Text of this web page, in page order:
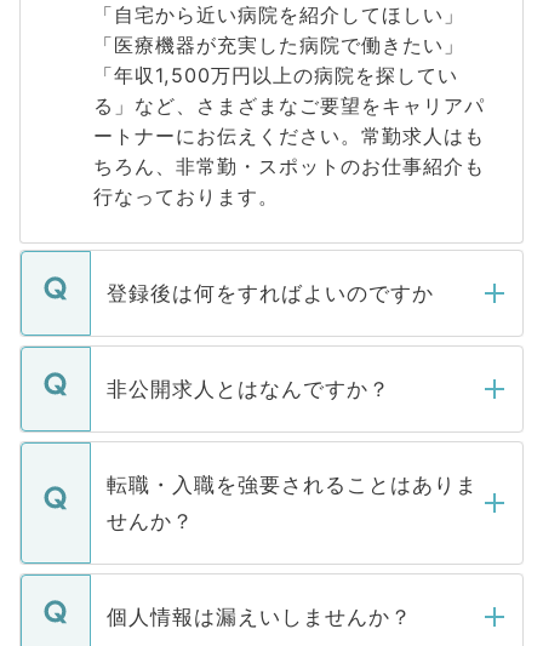
「自宅から近い病院を紹介してほしい」
「医療機器が充実した病院で働きたい」
「年収1,500万円以上の病院を探してい
る」など、さまざまなご要望をキャリアパ
ートナーにお伝えください。常勤求人はも
ちろん、非常勤・スポットのお仕事紹介も
行なっております。
登録後は何をすればよいのですか
ご登録いただきましたら、弊社担当者がご
登録内容を確認し、その後メールもしくは
ます。通常、5営業日以内にはご連絡をせて
いただきますので、しばらくお待ちくださ
い。
非公開求人とはなんですか？
マイナビDOCTORで取り扱っている求人の
うち約3割は、Webサイトからご覧いただ
けない「非公開求人」です。非公開求人は
下記の理由によって、一般には公開してい
ません。
■応募殺到を避けるため 人気のある医療機
転職・入職を強要されることはありま
せんか？
転職・入職を強要することは一切ありませ
ん。また、仮に応募先から内定をいただい
個人情報は漏えいしませんか？